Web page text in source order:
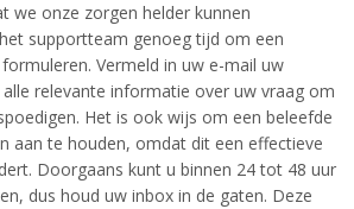
we onze zorgen helder kunnen
supportteam genoeg tijd om een
Vermeld in uw e-mail uw
relevante informatie over uw vraag om
Het is ook wijs om een beleefde
aan te houden, omdat dit een effectieve
Doorgaans kunt u binnen 24 tot 48 uur
dus houd uw inbox in de gaten. Deze